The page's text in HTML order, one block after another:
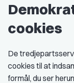
Grupper og
cookies
De
cookies til at
formål, du ser